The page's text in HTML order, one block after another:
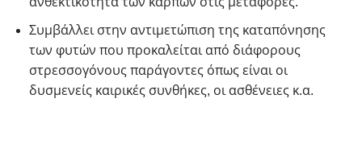
Συμβάλλει στην αντιμετώπιση της καταπόνησης
των φυτών που προκαλείται από διάφορους
στρεσσογόνους παράγοντες όπως είναι οι
δυσμενείς καιρικές συνθήκες, οι ασθένειες κ.α.